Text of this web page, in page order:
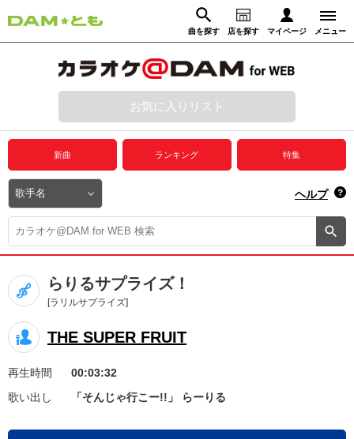
曲を探す 店を探す マイページ メニュー
動画からさがす 録音からさがす
ログイン
プレミアムサービス
DAM★とも動画
DAM★とも録音
カラオケ＠DAM
ユーザー検索
キャンペーン
お知らせ よくあるご質問
DAMの新曲・ランキングなど
お気に入りリスト
新曲 ランキング 特集
ヘルプ
らりるサプライズ！
[ラリルサプライズ]
THE SUPER FRUIT
再生時間
00:03:32
歌い出し
「そんじゃ行こー!!」 らーりる